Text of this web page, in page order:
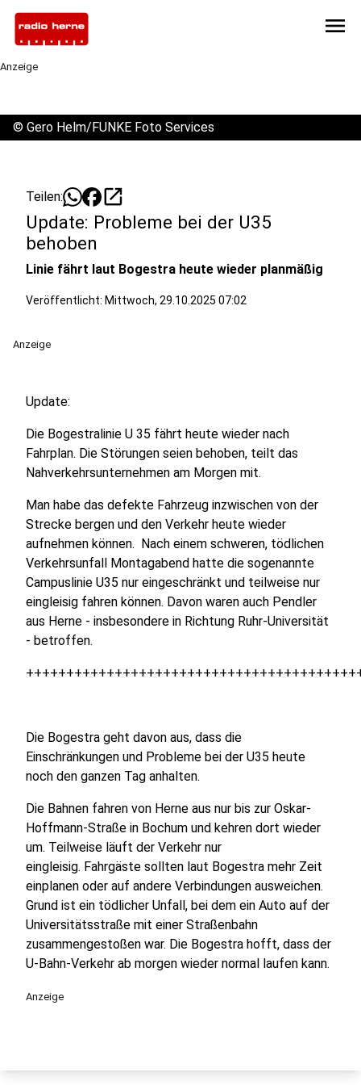
menu
Anzeige
© Gero Helm/FUNKE Foto Services
Teilen: open_in_new
Update: Probleme bei der U35
behoben
Linie fährt laut Bogestra heute wieder planmäßig
Veröffentlicht: Mittwoch, 29.10.2025 07:02
Anzeige
Update:
Die Bogestralinie U 35 fährt heute wieder nach
Fahrplan. Die Störungen seien behoben, teilt das
Nahverkehrsunternehmen am Morgen mit.
Man habe das defekte Fahrzeug inzwischen von der
Strecke bergen und den Verkehr heute wieder
aufnehmen können. Nach einem schweren, tödlichen
Verkehrsunfall Montagabend hatte die sogenannte
Campuslinie U35 nur eingeschränkt und teilweise nur
eingleisig fahren können. Davon waren auch Pendler
aus Herne - insbesondere in Richtung Ruhr-Universität
- betroffen.
Die Bogestra geht davon aus, dass die
Einschränkungen und Probleme bei der U35 heute
noch den ganzen Tag anhalten.
Die Bahnen fahren von Herne aus nur bis zur Oskar-
Hoffmann-Straße in Bochum und kehren dort wieder
um. Teilweise läuft der Verkehr nur
eingleisig. Fahrgäste sollten laut Bogestra mehr Zeit
einplanen oder auf andere Verbindungen ausweichen.
Grund ist ein tödlicher Unfall, bei dem ein Auto auf der
Universitätsstraße mit einer Straßenbahn
zusammengestoßen war. Die Bogestra hofft, dass der
U-Bahn-Verkehr ab morgen wieder normal laufen kann.
Anzeige